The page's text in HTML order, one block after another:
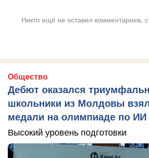
Никто ещё не оставил комментариев,
Общество
Дебют оказался
школьники из Молдовы
медали на олимпиаде по ИИ
Высокий уровень подготовки